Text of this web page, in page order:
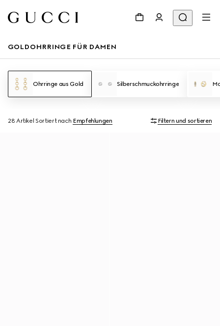
GOLDOHRRINGE FÜR DAMEN
Ohrringe aus Gold Silberschmuckohrringe
28 Artikel Sortiert nach Empfehlungen Filtern und sortieren